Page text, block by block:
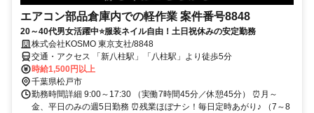
エアコン部品倉庫内での軽作業 案件番号8848
20～40代男女活躍中⭐服装ネイル自由！土日祝休みの安定勤務
株式会社KOSMO 東京支社/8848
交通・アクセス 「新八柱駅」「八柱駅」より徒歩5分
時給1,500円以上
千葉県松戸市
勤務時間詳細 9:00～17:30 （実働7時間45分／休憩45分） ⏰月～
金、平日のみの週5日勤務 ⏰残業ほぼナシ！毎日定時あがり♪ （7～8